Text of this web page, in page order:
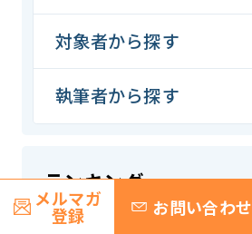
対象者から探す
執筆者から探す
ランキング
メルマガ
登録 お問い合わせ